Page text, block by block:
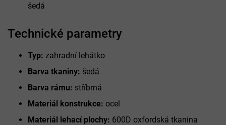
Technické parametry
Typ: zahradní lehátko
Barva tkaniny: šedá
Barva rámu: stříbrná
Materiál konstrukce: ocel
Materiál lehací plochy: 600D oxfordská tkanina
šedá